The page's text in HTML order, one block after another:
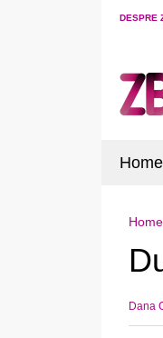
DESPRE
Home
Home
Dana